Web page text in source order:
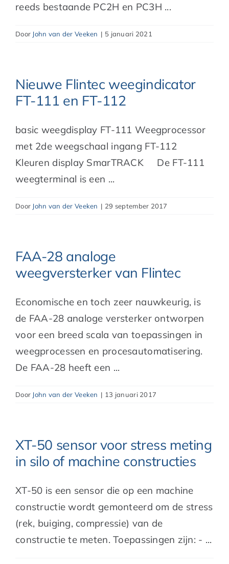
reeds bestaande PC2H en PC3H ...
Door John van der Veeken | 5 januari 2021
Nieuwe Flintec weegindicator
FT-111 en FT-112
basic weegdisplay FT-111 Weegprocessor
met 2de weegschaal ingang FT-112
Kleuren display SmarTRACK De FT-111
weegterminal is een ...
Door John van der Veeken | 29 september 2017
FAA-28 analoge
weegversterker van Flintec
Economische en toch zeer nauwkeurig, is
de FAA-28 analoge versterker ontworpen
voor een breed scala van toepassingen in
weegprocessen en procesautomatisering.
De FAA-28 heeft een ...
Door John van der Veeken | 13 januari 2017
XT-50 sensor voor stress meting
in silo of machine constructies
XT-50 is een sensor die op een machine
constructie wordt gemonteerd om de stress
(rek, buiging, compressie) van de
constructie te meten. Toepassingen zijn: - ...